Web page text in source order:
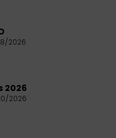
2026
2026
2026